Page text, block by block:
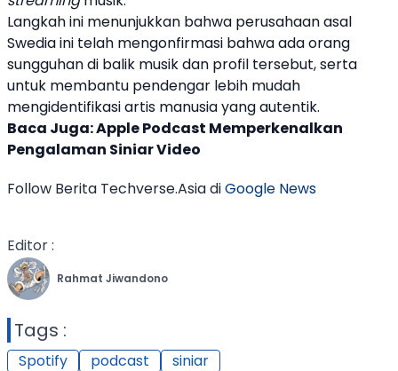
Langkah ini menunjukkan bahwa perusahaan asal
Swedia ini telah mengonfirmasi bahwa ada orang
sungguhan di balik musik dan profil tersebut, serta
untuk membantu pendengar lebih mudah
mengidentifikasi artis manusia yang autentik.
Baca Juga:Apple Podcast Memperkenalkan
Pengalaman Siniar Video
Follow Berita Techverse.Asia diGoogle News
Editor :
Rahmat Jiwandono
Tags :
Spotify podcast
siniar